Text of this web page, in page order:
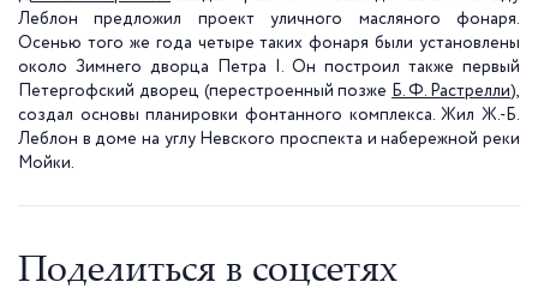
Леблон предложил проект уличного масляного фонаря.
Осенью того же года четыре таких фонаря были установлены
около Зимнего дворца Петра I. Он построил также первый
Петергофский дворец (перестроенный позже Б. Ф. Растрелли),
создал основы планировки фонтанного комплекса. Жил Ж.-Б.
Леблон в доме на углу Невского проспекта и набережной реки
Мойки.
Поделиться в соцсетях